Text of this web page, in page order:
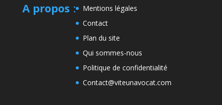
A propos :
Mentions légales
Contact
Plan du site
Qui sommes-nous
Politique de confidentialité
Contact@viteunavocat.com